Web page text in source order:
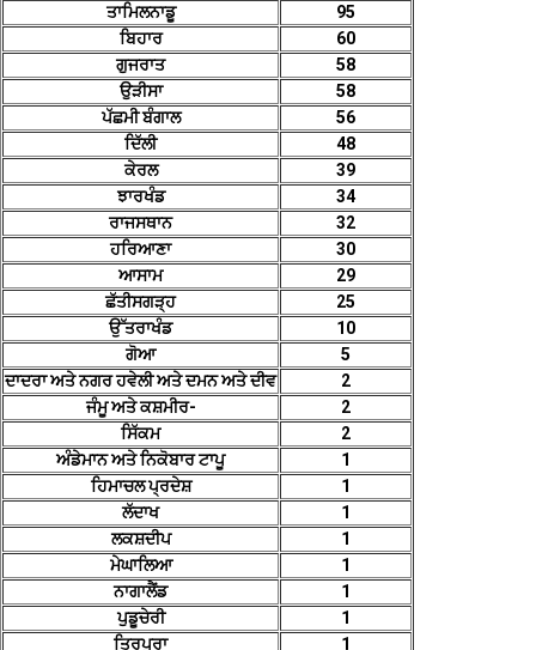
ਤਾਮਿਲਨਾਡੂ
95
ਬਿਹਾਰ
60
ਗੁਜਰਾਤ
58
ਉੜੀਸਾ
58
ਪੱਛਮੀ ਬੰਗਾਲ
56
ਦਿੱਲੀ
48
ਕੇਰਲ
39
ਝਾਰਖੰਡ
34
ਰਾਜਸਥਾਨ
32
ਹਰਿਆਣਾ
30
ਆਸਾਮ
29
ਛੱਤੀਸਗੜ੍ਹ
25
ਉੱਤਰਾਖੰਡ
10
ਗੋਆ
5
ਦਾਦਰਾ ਅਤੇ ਨਗਰ ਹਵੇਲੀ ਅਤੇ ਦਮਨ ਅਤੇ ਦੀਵ
2
ਜੰਮੂ ਅਤੇ ਕਸ਼ਮੀਰ-
2
ਸਿੱਕਮ
2
ਅੰਡੇਮਾਨ ਅਤੇ ਨਿਕੋਬਾਰ ਟਾਪੂ
1
ਹਿਮਾਚਲ ਪ੍ਰਦੇਸ਼
1
ਲੱਦਾਖ
1
ਲਕਸ਼ਦੀਪ
1
ਮੇਘਾਲਿਆ
1
ਨਾਗਾਲੈਂਡ
1
ਪੁਡੂਚੇਰੀ
1
ਤ੍ਰਿਪੁਰਾ
1